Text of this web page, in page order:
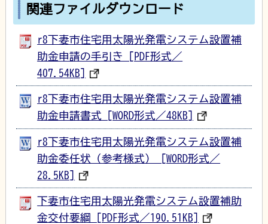
関連ファイルダウンロード
r8下妻市住宅用太陽光発電システム設置補
助金申請の手引き [PDF形式／
407.54KB]
r8下妻市住宅用太陽光発電システム設置補
助金申請書式 [WORD形式／48KB]
r8下妻市住宅用太陽光発電システム設置補
助金委任状（参考様式） [WORD形式／
28.5KB]
下妻市住宅用太陽光発電システム設置補助
金交付要綱 [PDF形式／190.51KB]